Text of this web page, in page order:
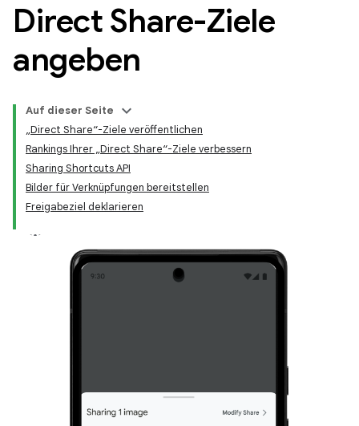
Direct Share-Ziele
angeben
Auf dieser Seite
„Direct Share“-Ziele veröffentlichen
Rankings Ihrer „Direct Share“-Ziele verbessern
Sharing Shortcuts API
Bilder für Verknüpfungen bereitstellen
Freigabeziel deklarieren